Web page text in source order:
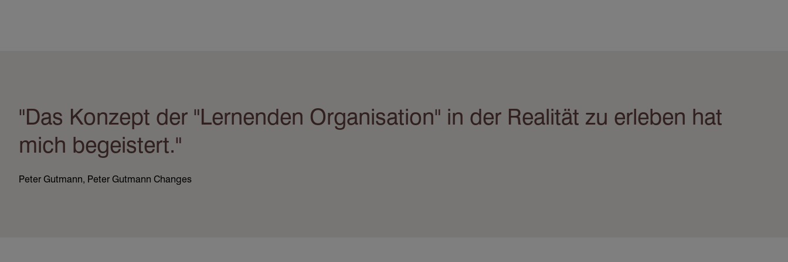
"Das Konzept der "Lernenden Organisation" in der Realität zu erleben hat
mich begeistert."
Peter Gutmann, Peter Gutmann Changes